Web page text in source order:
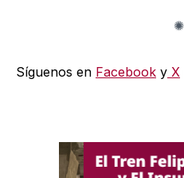
Síguenos en Facebook y X